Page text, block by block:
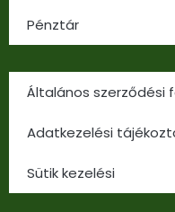
Pénztár
Általános szerződési
Adatkezelési
Sütik kezelési